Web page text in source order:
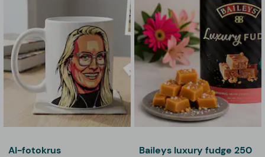
AI-fotokrus
Baileys luxury fudge 250